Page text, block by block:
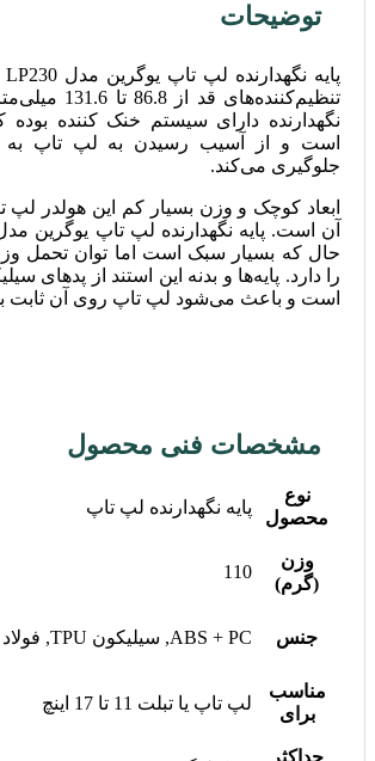
توضیحات
تنظیم‌کننده‌های
نگهدارنده دارای سیستم خنک کننده بوده
است و از آسیب رسیدن به لپ تاپ به
جلوگیری می‌کند.
ابعاد کوچک و وزن بسیار کم این هولدر لپ
را دارد. پایه‌ها و بدنه این استند از پدهای
است و باعث می‌شود لپ تاپ روی آن ثابت
مشخصات فنی محصول
نوع
محصول
پایه نگهدارنده لپ تاپ
وزن
(گرم)
110
جنس ABS + PC, سیلیکون TPU, فولاد ضد زنگ
مناسب
برای
لپ تاپ یا تبلت 11 تا 17 اینچ